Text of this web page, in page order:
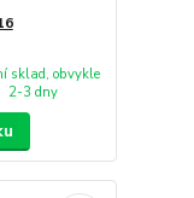
sklad, obvykle
2-3 dny